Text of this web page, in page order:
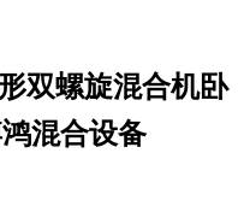
双螺旋混合机卧
混合设备